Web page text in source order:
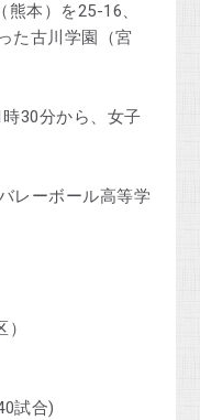
本）を25-16、
た古川学園（宮
30分から、女子
レーボール高等学
試合)